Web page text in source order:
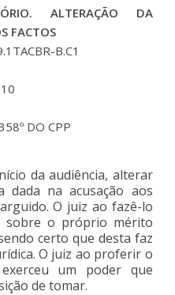
ALTERAÇÃO DA
FACTOS
B.C1
DO CPP
da audiência, alterar
dada na acusação aos
O juiz ao fazê-lo
sobre o próprio mérito
certo que desta faz
O juiz ao proferir o
um poder que
de tomar.